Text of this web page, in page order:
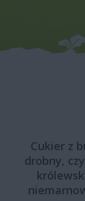
Cukier z
drobny,